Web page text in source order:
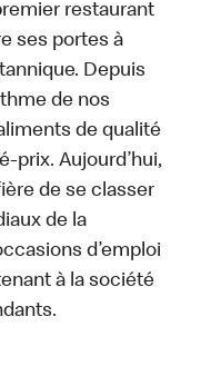
restaurant
ses portes à
Depuis
de nos
de qualité
prix. Aujourd’hui,
de se classer
de la
d’emploi
à la société